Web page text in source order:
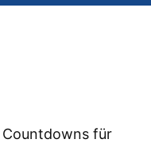
Countdowns für